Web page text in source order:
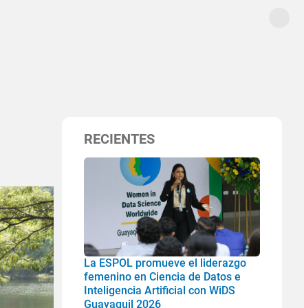
RECIENTES
La ESPOL promueve el liderazgo
femenino en Ciencia de Datos e
Inteligencia Artificial con WiDS
Guayaquil 2026